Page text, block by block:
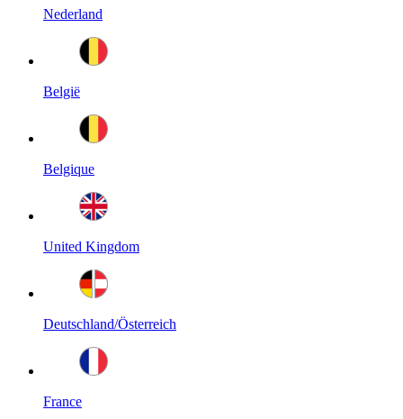
Nederland
België
Belgique
United Kingdom
Deutschland/Österreich
France